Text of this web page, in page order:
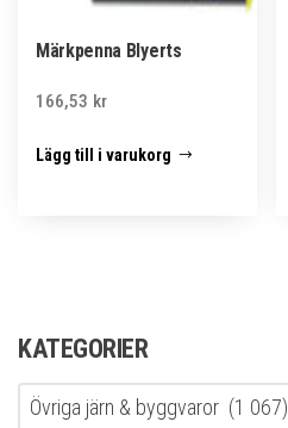
Märkpenna Blyerts
166,53 kr
Lägg till i varukorg
KATEGORIER
Övriga järn & byggvaror (1 067)